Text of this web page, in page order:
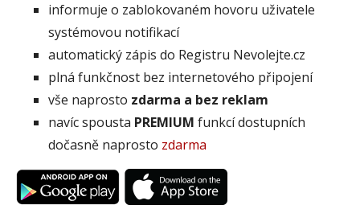
informuje o zablokovaném hovoru uživatele
systémovou notifikací
automatický zápis do Registru Nevolejte.cz
plná funkčnost bez internetového připojení
vše naprosto zdarma a bez reklam
navíc spousta PREMIUM funkcí dostupních
dočasně naprosto zdarma